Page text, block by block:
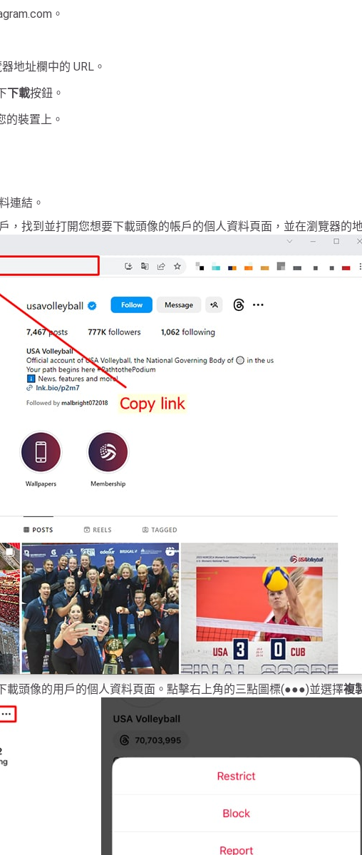
。
地址欄中的 URL。
下載按鈕。
的裝置上。
連結。
，找到並打開您想要下載頭像的帳戶的個人資料頁面，並在瀏覽器的
載頭像的用戶的個人資料頁面。點擊右上角的三點圖標(●●●)並選擇複